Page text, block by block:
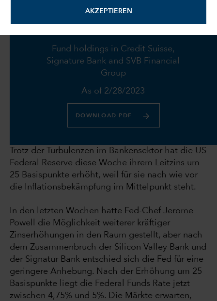
AKZEPTIEREN
Fund holdings in Credit Suisse,
Signature Bank and SVB Financial
Group
As of 2/28/2023
DOWNLOAD PDF
Trotz der Turbulenzen im Bankensektor hat die US
Federal Reserve diese Woche ihrem Leitzins um
25 Basispunkte erhöht, weil für sie nach wie vor
die Inflationsbekämpfung im Mittelpunkt steht.
In den letzten Wochen hatte Fed-Chef Jerome
Powell die Möglichkeit weiterer kräftiger
Zinserhöhungen in den Raum gestellt, aber nach
dem Zusammenbruch der Silicon Valley Bank und
der Signatur Bank entschied sich die Fed für eine
geringere Anhebung. Nach der Erhöhung um 25
Basispunkte liegt die Federal Funds Rate jetzt
zwischen 4,75% und 5%. Die Märkte erwarten,